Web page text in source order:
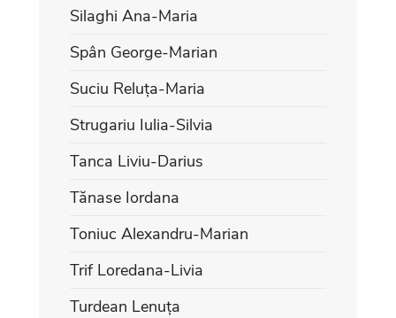
Silaghi Ana-Maria
Spân George-Marian
Suciu Reluța-Maria
Strugariu Iulia-Silvia
Tanca Liviu-Darius
Tănase Iordana
Toniuc Alexandru-Marian
Trif Loredana-Livia
Turdean Lenuța